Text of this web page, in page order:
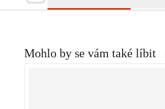
Mohlo by se vám také líbit